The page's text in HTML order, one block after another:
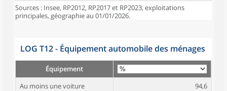
Sources : Insee, RP2012, RP2017 et RP2023, exploitations
principales, géographie au 01/01/2026.
LOG T12 - Équipement automobile des ménages
Équipement
Au moins une voiture
94,6